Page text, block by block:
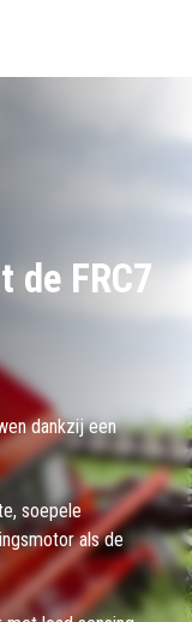
de FRC7
dankzij een
soepele
als de